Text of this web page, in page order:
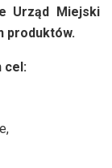
Urząd Miejski
produktów.
cel: